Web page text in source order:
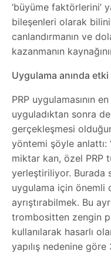
‘büyüme faktörlerini’
bileşenleri olarak
canlandırmanın ve
kazanmanın
Uygulama anında
PRP uygulamasının
uyguladıktan sonra
gerçekleşmesi
yöntemi şöyle anlattı:
miktar kan, özel PRP
yerleştiriliyor. Burada
uygulama için önemli
ayrıştırabilmek. Bu
trombositten zengin
kullanılarak hasarlı
yapılış nedenine